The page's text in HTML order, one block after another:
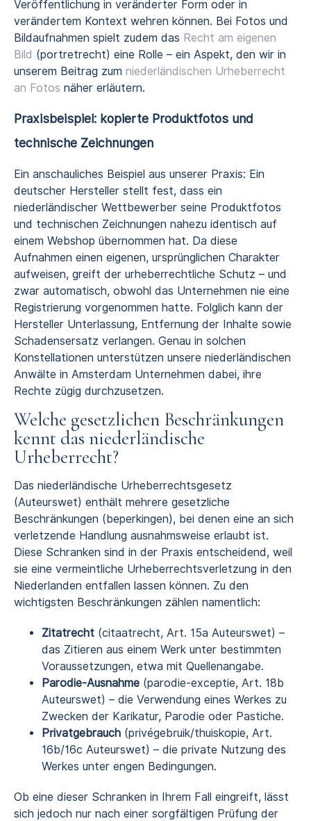
Veröffentlichung in veränderter Form oder in
verändertem Kontext wehren können. Bei Fotos und
Bildaufnahmen spielt zudem das Recht am eigenen
Bild (portretrecht) eine Rolle – ein Aspekt, den wir in
unserem Beitrag zum niederländischen Urheberrecht
an Fotos näher erläutern.
Praxisbeispiel: kopierte Produktfotos und
technische Zeichnungen
Ein anschauliches Beispiel aus unserer Praxis: Ein
deutscher Hersteller stellt fest, dass ein
niederländischer Wettbewerber seine Produktfotos
und technischen Zeichnungen nahezu identisch auf
einem Webshop übernommen hat. Da diese
Aufnahmen einen eigenen, ursprünglichen Charakter
aufweisen, greift der urheberrechtliche Schutz – und
zwar automatisch, obwohl das Unternehmen nie eine
Registrierung vorgenommen hatte. Folglich kann der
Hersteller Unterlassung, Entfernung der Inhalte sowie
Schadensersatz verlangen. Genau in solchen
Konstellationen unterstützen unsere niederländischen
Anwälte in Amsterdam Unternehmen dabei, ihre
Rechte zügig durchzusetzen.
Welche gesetzlichen Beschränkungen
kennt das niederländische
Urheberrecht?
Das niederländische Urheberrechtsgesetz
(Auteurswet) enthält mehrere gesetzliche
Beschränkungen (beperkingen), bei denen eine an sich
verletzende Handlung ausnahmsweise erlaubt ist.
Diese Schranken sind in der Praxis entscheidend, weil
sie eine vermeintliche Urheberrechtsverletzung in den
Niederlanden entfallen lassen können. Zu den
wichtigsten Beschränkungen zählen namentlich:
Zitatrecht (citaatrecht, Art. 15a Auteurswet) –
das Zitieren aus einem Werk unter bestimmten
Voraussetzungen, etwa mit Quellenangabe.
Parodie-Ausnahme (parodie-exceptie, Art. 18b
Auteurswet) – die Verwendung eines Werkes zu
Zwecken der Karikatur, Parodie oder Pastiche.
Privatgebrauch (privégebruik/thuiskopie, Art.
16b/16c Auteurswet) – die private Nutzung des
Werkes unter engen Bedingungen.
Ob eine dieser Schranken in Ihrem Fall eingreift, lässt
sich jedoch nur nach einer sorgfältigen Prüfung der